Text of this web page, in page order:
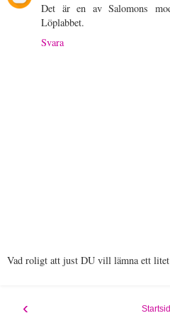
Det är en av Salomons
Löplabbet.
Svara
Vad roligt att just DU vill lämna ett
‹